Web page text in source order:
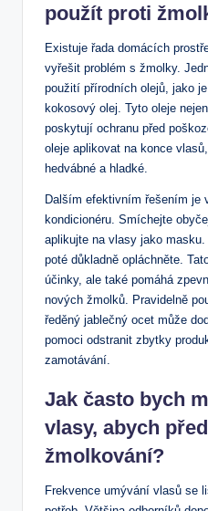
použít proti
Existuje ‍řada domácích
vyřešit problém ⁣s ⁢žmolky.
použití⁣ přírodních olejů, jako⁤
kokosový olej.‍ Tyto oleje⁤
poskytují⁤ ochranu ​před
oleje aplikovat na konce
hedvábné a hladké.
Dalším efektivním řešením je
kondicionéru. Smíchejte
⁢aplikujte ​na ⁣vlasy jako
poté důkladně opláchněte.
účinky, ale také pomáhá⁤
nových žmolků.⁢ Pravidelně
ředěný jablečný ocet může
pomoci odstranit zbytky⁤
zamotávání.
Jak často bych
⁤vlasy, abych
⁢žmolkování?
Frekvence ‍umývání‍ vlasů‍ se​